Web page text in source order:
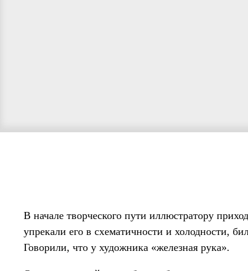
В начале творческого пути иллюстратору
упрекали его в схематичности и холодности,
Говорили, что у художника «железная рука».